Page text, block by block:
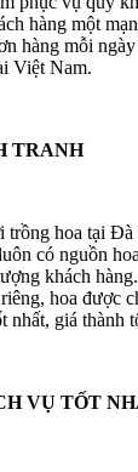
hàng một
hàng mỗi
Việt Nam.
TRANH
trồng hoa tại
có nguồn
khách
hoa được
nhất, giá thành
VỤ TỐT